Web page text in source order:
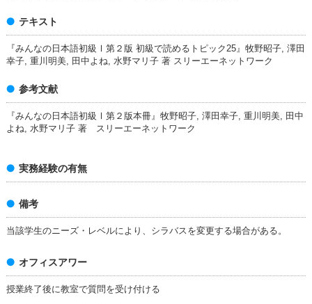
テキスト
『みんなの日本語初級Ⅰ第２版 初級で読めるトピック25』牧野昭子, 澤田
幸子, 重川明美, 田中よね, 水野マリ子 著 スリーエーネットワーク
参考文献
『みんなの日本語初級Ⅰ第２版本冊』牧野昭子, 澤田幸子, 重川明美, 田中
よね, 水野マリ子 著 スリーエーネットワーク
実務経験の有無
備考
当該学生のニーズ・レベルにより、シラバスを変更する場合がある。
オフィスアワー
授業終了後に教室で質問を受け付ける